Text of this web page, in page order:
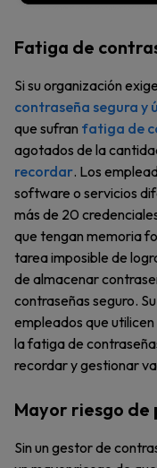
Fatiga de
Si su organización
contraseña segura y
que sufran fatiga de
agotados de la
recordar. Los
software o servicios
más de 20
que tengan memoria
tarea imposible de
de almacenar
contraseñas seguro.
empleados que
la fatiga de
recordar y gestionar
Mayor riesgo de
Sin un gestor de